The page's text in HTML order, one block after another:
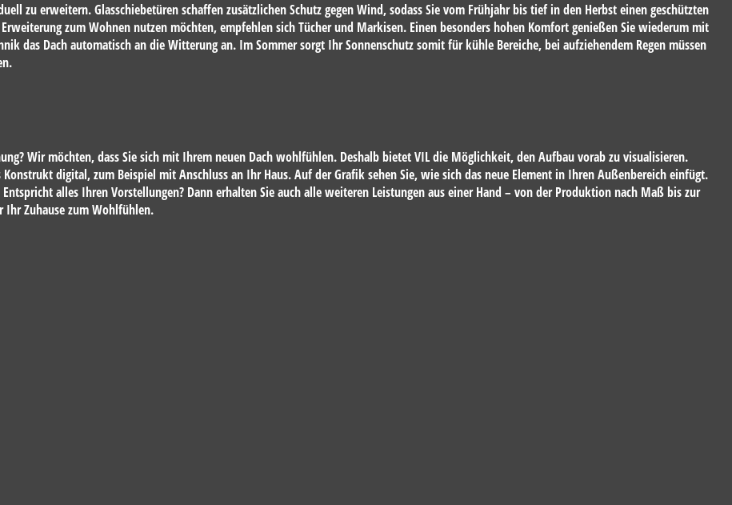
zu erweitern. Glasschiebetüren schaffen zusätzlichen Schutz gegen Wind, sodass Sie vom Frühjahr bis tief in den Herbst einen geschützten
zum Wohnen nutzen möchten, empfehlen sich Tücher und Markisen. Einen besonders hohen Komfort genießen Sie wiederum mit
das Dach automatisch an die Witterung an. Im Sommer sorgt Ihr Sonnenschutz somit für kühle Bereiche, bei aufziehendem Regen müssen
Wir möchten, dass Sie sich mit Ihrem neuen Dach wohlfühlen. Deshalb bietet VIL die Möglichkeit, den Aufbau vorab zu visualisieren.
digital, zum Beispiel mit Anschluss an Ihr Haus. Auf der Grafik sehen Sie, wie sich das neue Element in Ihren Außenbereich einfügt.
alles Ihren Vorstellungen? Dann erhalten Sie auch alle weiteren Leistungen aus einer Hand – von der Produktion nach Maß bis zur
Zuhause zum Wohlfühlen.